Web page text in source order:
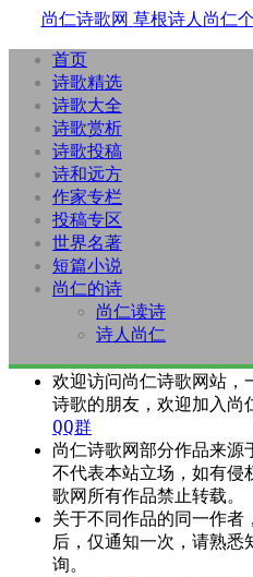
尚仁诗歌网 草根诗人尚仁
首页
诗歌精选
诗歌大全
诗歌赏析
诗歌投稿
诗和远方
作家专栏
投稿专区
世界名著
短篇小说
尚仁的诗
尚仁读诗
诗人尚仁
欢迎访问尚仁诗歌网站，
诗歌的朋友，欢迎加入尚
QQ群
尚仁诗歌网部分作品来源
不代表本站立场，如有侵
歌网所有作品禁止转载。
关于不同作品的同一作者
后，仅通知一次，请熟悉
询。